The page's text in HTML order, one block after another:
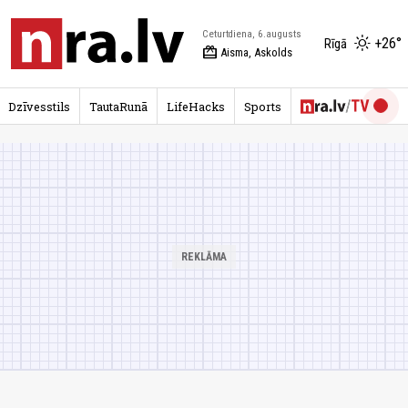
Ceturtdiena, 6.augusts
redeem Aisma, Askolds
Rīgā +26°
Dzīvesstils TautaRunā LifeHacks Sports